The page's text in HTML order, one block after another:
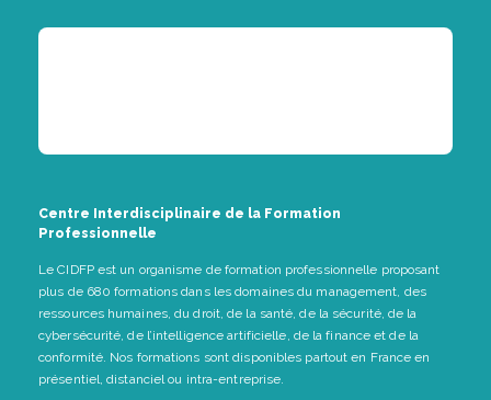
Centre Interdisciplinaire de la Formation
Professionnelle
Le CIDFP est un organisme de formation professionnelle proposant
plus de 680 formations dans les domaines du management, des
ressources humaines, du droit, de la santé, de la sécurité, de la
cybersécurité, de l’intelligence artificielle, de la finance et de la
conformité. Nos formations sont disponibles partout en France en
présentiel, distanciel ou intra-entreprise.